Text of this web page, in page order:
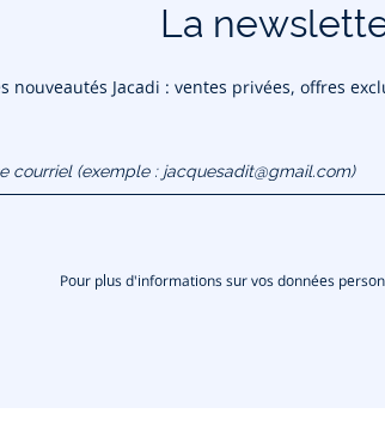
La
nouveautés Jacadi : ventes privées, offres
Pour plus d'informations sur vos données